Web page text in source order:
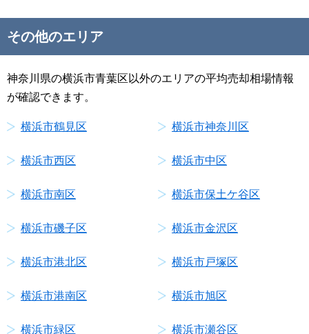
その他のエリア
神奈川県の横浜市青葉区以外のエリアの平均売却相場情報
が確認できます。
横浜市鶴見区 横浜市神奈川区
横浜市西区 横浜市中区
横浜市南区 横浜市保土ケ谷区
横浜市磯子区 横浜市金沢区
横浜市港北区 横浜市戸塚区
横浜市港南区 横浜市旭区
横浜市緑区 横浜市瀬谷区